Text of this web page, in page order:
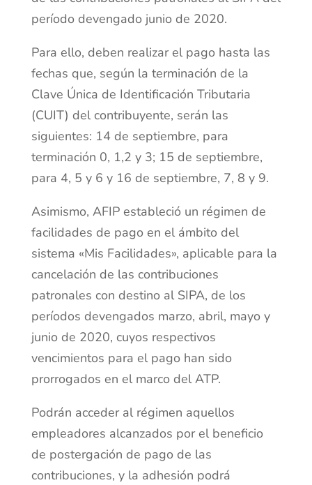
período devengado junio de 2020.
Para ello, deben realizar el pago hasta las
fechas que, según la terminación de la
Clave Única de Identificación Tributaria
(CUIT) del contribuyente, serán las
siguientes: 14 de septiembre, para
terminación 0, 1,2 y 3; 15 de septiembre,
para 4, 5 y 6 y 16 de septiembre, 7, 8 y 9.
Asimismo, AFIP estableció un régimen de
facilidades de pago en el ámbito del
sistema «Mis Facilidades», aplicable para la
cancelación de las contribuciones
patronales con destino al SIPA, de los
períodos devengados marzo, abril, mayo y
junio de 2020, cuyos respectivos
vencimientos para el pago han sido
prorrogados en el marco del ATP.
Podrán acceder al régimen aquellos
empleadores alcanzados por el beneficio
de postergación de pago de las
contribuciones, y la adhesión podrá